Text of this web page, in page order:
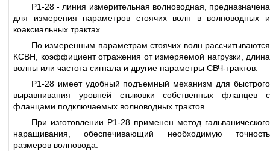
Р1-28 - линия измерительная волноводная, предназначена
для измерения параметров стоячих волн в волноводных и
коаксиальных трактах.
По измеренным параметрам стоячих волн рассчитываются
КСBH, коэффициент отражения от измеряемой нагрузки, длина
волны или частота сигнала и другие параметры СВЧ-трактов.
Р1-28 имеет удобный подъемный механизм для быстрого
выравнивания уровней стыковки собственных фланцев с
фланцами подключаемых волноводных трактов.
При изготовлении Р1-28 применен метод гальванического
наращивания, обеспечивающий необходимую точность
размеров волновода.